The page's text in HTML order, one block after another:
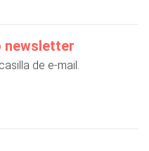
newsletter
de e-mail.